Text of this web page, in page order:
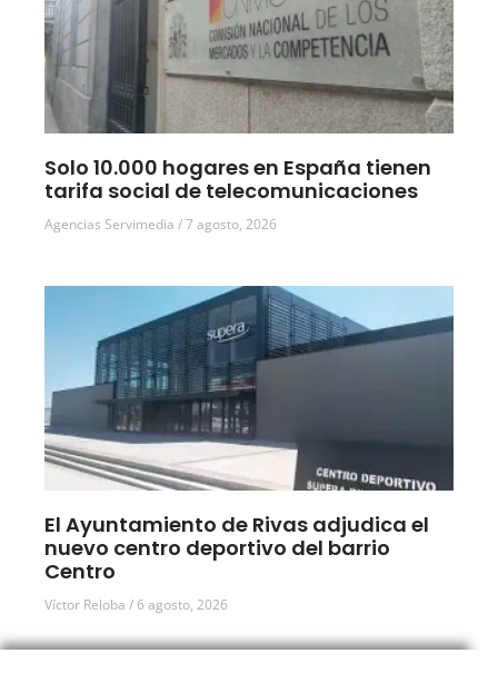
Solo 10.000 hogares en España tienen
tarifa social de telecomunicaciones
Agencias Servimedia 7 agosto, 2026
El Ayuntamiento de Rivas adjudica el
nuevo centro deportivo del barrio
Centro
Víctor Reloba 6 agosto, 2026